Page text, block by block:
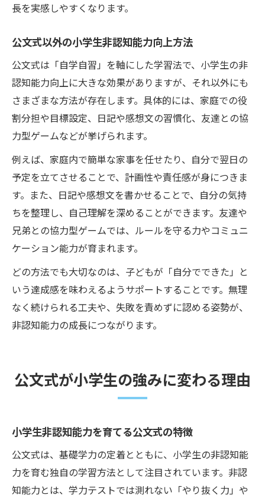
長を実感しやすくなります。
公文式以外の小学生非認知能力向上方法
公文式は「自学自習」を軸にした学習法で、小学生の非
認知能力向上に大きな効果がありますが、それ以外にも
さまざまな方法が存在します。具体的には、家庭での役
割分担や目標設定、日記や感想文の習慣化、友達との協
力型ゲームなどが挙げられます。
例えば、家庭内で簡単な家事を任せたり、自分で翌日の
予定を立てさせることで、計画性や責任感が身につきま
す。また、日記や感想文を書かせることで、自分の気持
ちを整理し、自己理解を深めることができます。友達や
兄弟との協力型ゲームでは、ルールを守る力やコミュニ
ケーション能力が育まれます。
どの方法でも大切なのは、子どもが「自分でできた」と
いう達成感を味わえるようサポートすることです。無理
なく続けられる工夫や、失敗を責めずに認める姿勢が、
非認知能力の成長につながります。
公文式が小学生の強みに変わる理由
小学生非認知能力を育てる公文式の特徴
公文式は、基礎学力の定着とともに、小学生の非認知能
力を育む独自の学習方法として注目されています。非認
知能力とは、学力テストでは測れない「やり抜く力」や